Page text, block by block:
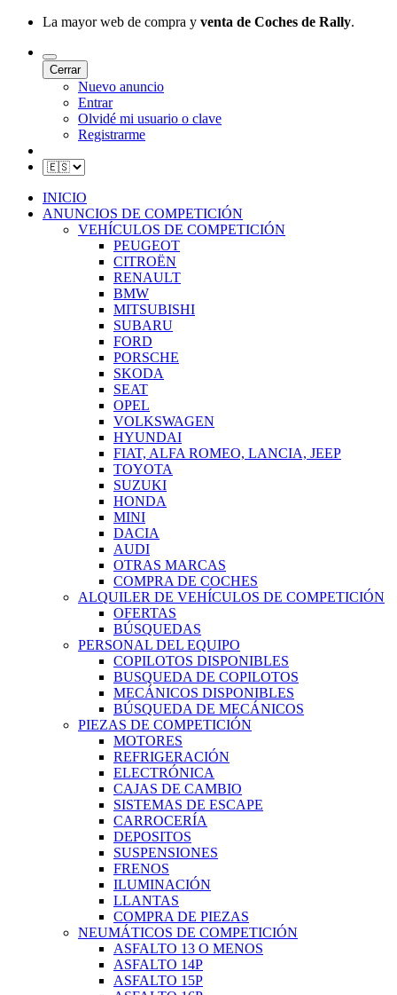
La mayor web de compra y venta de Coches de Rally.
Cerrar
Nuevo anuncio
Entrar
Olvidé mi usuario o clave
Registrarme
INICIO
ANUNCIOS DE COMPETICIÓN
VEHÍCULOS DE COMPETICIÓN
PEUGEOT
CITROËN
RENAULT
BMW
MITSUBISHI
SUBARU
FORD
PORSCHE
SKODA
SEAT
OPEL
VOLKSWAGEN
HYUNDAI
FIAT, ALFA ROMEO, LANCIA, JEEP
TOYOTA
SUZUKI
HONDA
MINI
DACIA
AUDI
OTRAS MARCAS
COMPRA DE COCHES
ALQUILER DE VEHÍCULOS DE COMPETICIÓN
OFERTAS
BÚSQUEDAS
PERSONAL DEL EQUIPO
COPILOTOS DISPONIBLES
BUSQUEDA DE COPILOTOS
MECÁNICOS DISPONIBLES
BÚSQUEDA DE MECÁNICOS
PIEZAS DE COMPETICIÓN
MOTORES
REFRIGERACIÓN
ELECTRÓNICA
CAJAS DE CAMBIO
SISTEMAS DE ESCAPE
CARROCERÍA
DEPOSITOS
SUSPENSIONES
FRENOS
ILUMINACIÓN
LLANTAS
COMPRA DE PIEZAS
NEUMÁTICOS DE COMPETICIÓN
ASFALTO 13 O MENOS
ASFALTO 14P
ASFALTO 15P